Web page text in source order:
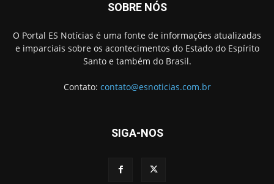
SOBRE NÓS
O Portal ES Notícias é uma fonte de informações atualizadas
e imparciais sobre os acontecimentos do Estado do Espírito
Santo e também do Brasil.
Contato: contato@esnoticias.com.br
SIGA-NOS